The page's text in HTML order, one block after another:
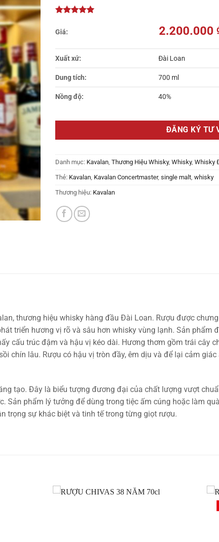
2.200.000
Xuất xứ: Đài Loan
Dung tích: 700 ml
Nồng độ: 40%
ĐĂNG KÝ TƯ
Danh mục: Kavalan Thương Hiệu Whisky, Whisky, Whisky
Thẻ: Kavalan Kavalan Concertmaster, single malt whisky
Thương hiệu: Kavalan
thương hiệu whisky hàng đầu Đài Loan. Rượu được
triển hương vị rõ và sâu hơn whisky vùng lạnh. Sản phẩm
cấu trúc đậm và hậu vị kéo dài. Hương thơm gồm trái cây
lâu. Rượu có hậu vị tròn đầy, êm dịu và để lại cảm giác
tạo. Đây là biểu tượng đương đại của chất lượng vượt
phẩm lý tưởng để dùng trong tiệc ấm cúng hoặc làm
trọng sự khác biệt và tinh tế trong từng giọt rượu.